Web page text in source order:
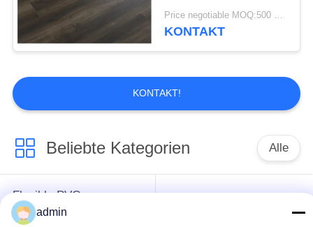
Umweltfreundlich
Price negotiable MOQ:500 Quadratmeter
KONTAKT
KONTAKT!
Beliebte Kategorien Alle
Flexible PVC-
Bodenbelag
admin